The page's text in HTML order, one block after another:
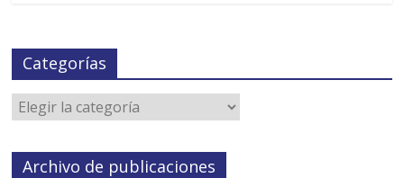
Categorías
Archivo de publicaciones